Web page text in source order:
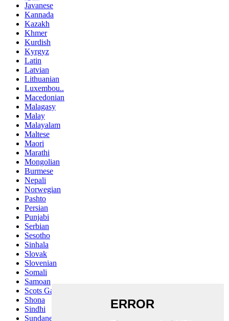
Javanese
Kannada
Kazakh
Khmer
Kurdish
Kyrgyz
Latin
Latvian
Lithuanian
Luxembou..
Macedonian
Malagasy
Malay
Malayalam
Maltese
Maori
Marathi
Mongolian
Burmese
Nepali
Norwegian
Pashto
Persian
Punjabi
Serbian
Sesotho
Sinhala
Slovak
Slovenian
Somali
Samoan
Scots Gaelic
Shona
Sindhi
Sundanese